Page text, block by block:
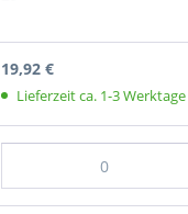
19,92 €
Lieferzeit ca. 1-3 Werktage